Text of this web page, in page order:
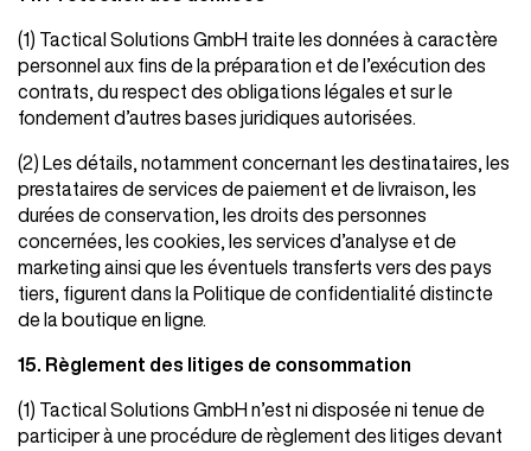
(1) Tactical Solutions GmbH traite les données à caractère
personnel aux fins de la préparation et de l’exécution des
contrats, du respect des obligations légales et sur le
fondement d’autres bases juridiques autorisées.
(2) Les détails, notamment concernant les destinataires, les
prestataires de services de paiement et de livraison, les
durées de conservation, les droits des personnes
concernées, les cookies, les services d’analyse et de
marketing ainsi que les éventuels transferts vers des pays
tiers, figurent dans la Politique de confidentialité distincte
de la boutique en ligne.
15. Règlement des litiges de consommation
(1) Tactical Solutions GmbH n’est ni disposée ni tenue de
participer à une procédure de règlement des litiges devant